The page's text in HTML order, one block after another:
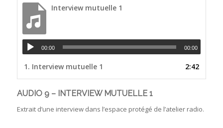
Interview mutuelle 1
00:00 00:00
1. Interview mutuelle 1 2:42
AUDIO 9 – INTERVIEW MUTUELLE 1
Extrait d’une interview dans l’espace protégé de l’atelier radio.